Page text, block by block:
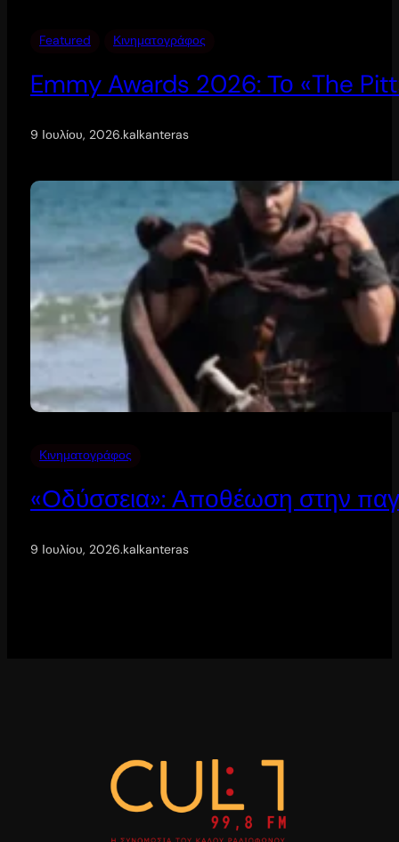
Featured Κινηματογράφος
Emmy Awards 2026: Το «The
9 Ιουλίου, 2026.kalkanteras
Κινηματογράφος
«Οδύσσεια»: Αποθέωση στην
9 Ιουλίου, 2026.kalkanteras